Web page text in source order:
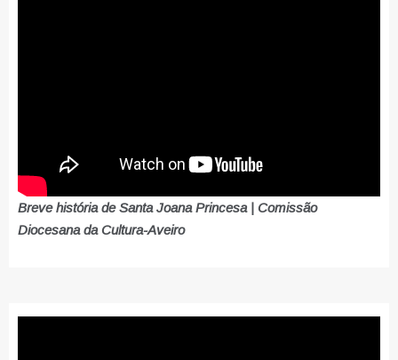
Breve história de Santa Joana Princesa | Comissão
Diocesana da Cultura-Aveiro